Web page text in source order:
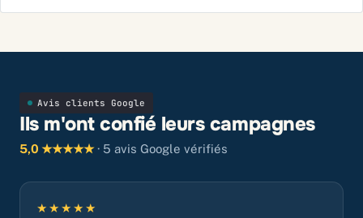
Avis clients Google
Ils m'ont confié leurs campagnes
5,0 ★★★★★· 5 avis Google vérifiés
★★★★★